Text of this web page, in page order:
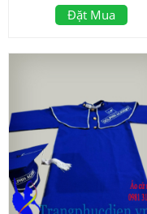
Đặt Mua